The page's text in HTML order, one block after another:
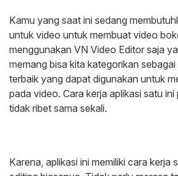
Kamu yang saat ini sedang
untuk video untuk membuat video
menggunakan VN Video Editor saja
memang bisa kita kategorikan
terbaik yang dapat digunakan untuk
pada video. Cara kerja aplikasi satu ini
tidak ribet sama sekali.
Karena, aplikasi ini memiliki cara kerja